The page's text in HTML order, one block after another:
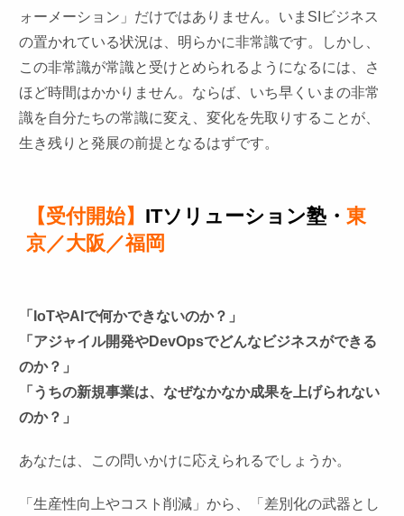
ォーメーション」だけではありません。いまSIビジネス
の置かれている状況は、明らかに非常識です。しかし、
この非常識が常識と受けとめられるようになるには、さ
ほど時間はかかりません。ならば、いち早くいまの非常
識を自分たちの常識に変え、変化を先取りすることが、
生き残りと発展の前提となるはずです。
【受付開始】 ITソリューション塾・東
京／大阪／福岡
「IoTやAIで何かできないのか？」
「アジャイル開発やDevOpsでどんなビジネスができる
のか？」
「うちの新規事業は、なぜなかなか成果を上げられない
のか？」
あなたは、この問いかけに応えられるでしょうか。
「生産性向上やコスト削減」から、「差別化の武器とし